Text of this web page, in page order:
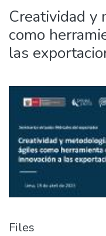
Creatividad y
como
las
Files